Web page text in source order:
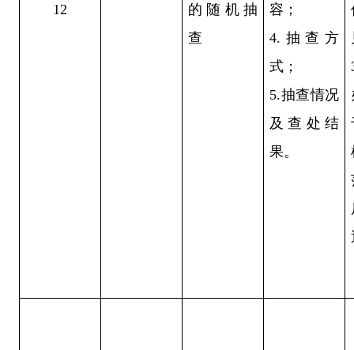
12
的随机抽
查
容；
4.抽查方
式；
5.抽查情况
及查处结
果。